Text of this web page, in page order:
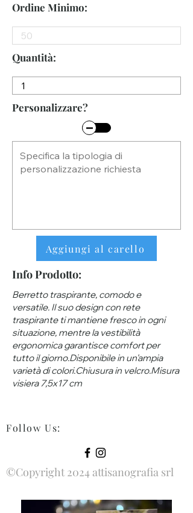
Ordine Minimo:
Quantità:
Personalizzare?
Aggiungi al carello
Info Prodotto:
Berretto traspirante, comodo e
versatile. Il suo design con rete
traspirante ti mantiene fresco in ogni
situazione, mentre la vestibilità
ergonomica garantisce comfort per
tutto il giorno.Disponibile in un'ampia
varietà di colori.Chiusura in velcro.Misura
visiera 7,5x17 cm
Follow Us:
©Copyright 2024 attisanografia srl